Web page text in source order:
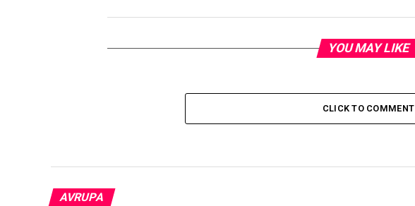
YOU MAY LIKE
CLICK TO COMMENT
AVRUPA